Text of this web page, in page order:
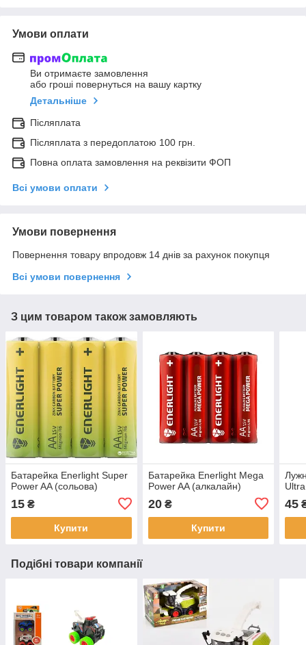
Умови оплати
Ви отримаєте замовлення
або гроші повернуться на вашу картку
Детальніше
Післяплата
Післяплата з передоплатою 100 грн.
Повна оплата замовлення на реквізити ФОП
Всі умови оплати
Умови повернення
Повернення товару впродовж 14 днів за рахунок покупця
Всі умови повернення
З цим товаром також замовляють
Батарейка Enerlight Super
Power AA (сольова)
15 ₴
Купити
Батарейка Enerlight Mega
Power AA (алкалайн)
20₴
Купити
45
Подібні товари компанії